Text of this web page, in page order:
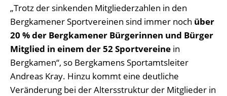
„Trotz der sinkenden Mitgliederzahlen in den
Bergkamener Sportvereinen sind immer noch über
20 % der Bergkamener Bürgerinnen und Bürger
Mitglied in einem der 52 Sportvereine in
Bergkamen“, so Bergkamens Sportamtsleiter
Andreas Kray. Hinzu kommt eine deutliche
Veränderung bei der Altersstruktur der Mitglieder in